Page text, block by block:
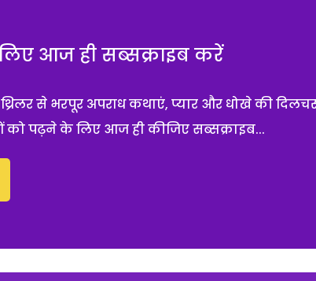
आज ही सब्सक्राइब करें
से भरपूर अपराध कथाएं, प्यार और धोखे की
को पढ़ने के लिए आज ही कीजिए सब्सक्राइब...